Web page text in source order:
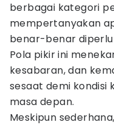
berbagai kategori
mempertanyakan
benar-benar
Pola pikir ini
kesabaran, dan
sesaat demi kondisi
masa depan.
Meskipun